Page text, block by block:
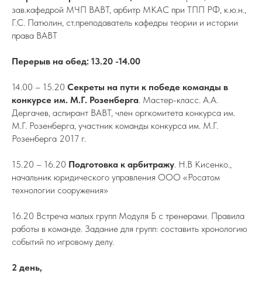
зав.кафедрой МЧП ВАВТ, арбитр МКАС при ТПП РФ, к.ю.н.,
Г.С. Патюлин, ст.преподаватель кафедры теории и истории
права ВАВТ
Перерыв на обед: 13.20 -14.00
14.00 – 15.20 Секреты на пути к победе команды в
конкурсе им. М.Г. Розенберга. Мастер-класс. А.А.
Дергачев, аспирант ВАВТ, член оргкомитета конкурса им.
М.Г. Розенберга, участник команды конкурса им. М.Г.
Розенберга 2017 г.
15.20 – 16.20 Подготовка к арбитражу. Н.В Кисенко.,
начальник юридического управления ООО «Росатом
технологии сооружения»
16.20 Встреча малых групп Модуля Б с тренерами. Правила
работы в команде. Задание для групп: составить хронологию
событий по игровому делу.
2 день,